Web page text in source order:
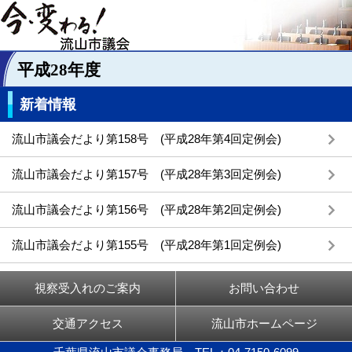
平成28年度
新着情報
流山市議会だより第158号 (平成28年第4回定例会)
流山市議会だより第157号 (平成28年第3回定例会)
流山市議会だより第156号 (平成28年第2回定例会)
流山市議会だより第155号 (平成28年第1回定例会)
視察受入れのご案内 お問い合わせ
交通アクセス 流山市ホームページ